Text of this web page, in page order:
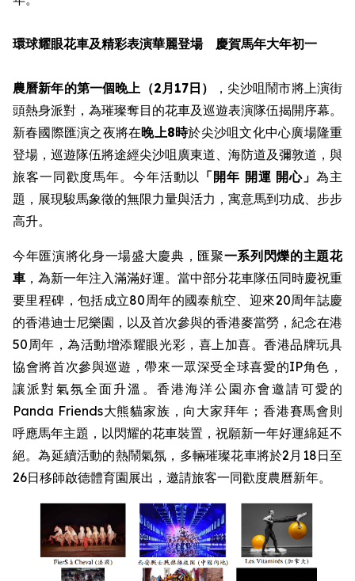
環球耀眼花車及精彩表演華麗登場 慶賀馬年大年初一
農曆新年的第一個晚上（2月17日）
，尖沙咀鬧市將上演街
頭熱身派對，為璀璨奪目的花車及巡遊表演隊伍揭開序幕。
新春國際匯演之夜將在晚上8時於尖沙咀文化中心廣場隆重
登場，巡遊隊伍將途經尖沙咀廣東道、海防道及彌敦道，與
旅客一同歡度馬年。今年活動以 「開年 開運 開心」為主
題，展現駿馬象徵的無限力量與活力，寓意馬到功成、步步
高升。
今年匯演將化身一場盛大慶典，匯聚一系列閃爍的主題花
車 ，為新一年注入滿滿好運。當中部分花車隊伍同時慶祝重
要里程碑，包括成立80周年的國泰航空、迎來20周年誌慶
的香港迪士尼樂園，以及首次參與的香港麥當勞，紀念在港
50周年，為活動增添耀眼光彩，喜上加喜。香港品牌玩具
協會將首次參與巡遊，帶來一眾深受全球喜愛的IP角色，
讓派對氣氛全面升溫。香港海洋公園亦會邀請可愛的
Panda Friends大熊貓家族，向大家拜年；香港賽馬會則
呼應馬年主題，以閃耀的花車裝置，祝願新一年好運綿延不
絕。為延續活動的熱鬧氣氛，多輛璀璨花車將於2月18日至
26日移師啟德體育園展出，邀請旅客一同歡度農曆新年。